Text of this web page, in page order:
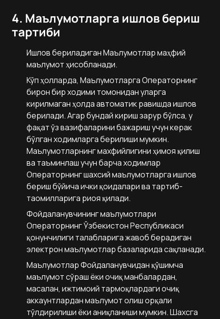
4. Маълумотларга ишлов бериш
тартиби
Ишлов бериладиган Маълумотлар маҳфий
маълумот ҳисобланади.
Кўп ҳолларда, Маълумотларга Операторнинг
бирон бир ходими томонидан уларга
кирилмаган ҳолда автоматик равишда ишлов
берилади. Агар бундай кириш зарур бўлса, у
фақат ўз вазифаларини бажариш учун керак
бўлган ходимларга берилиши мумкин.
Маълумотларнинг махфийлигини ҳимоя қилиш
ва таъминлаш учун барча ходимлар
Операторнинг шахсий маълумотларга ишлов
бериш бўйича ички қоидалари ва тартиб-
таомилларига риоя қилади.
Фойдаланувчининг маълумотлари
Операторнинг Ўзбекистон Республикаси
қонунчилиги талабларига жавоб берадиган
электрон маълумотлар базаларида сақланади.
Маълумотлар Фойдаланувчидан қўшимча
маълумот сўраш ёки очиқ манбалардан,
масалан, ижтимоий тармоқлардаги очиқ
аккаунтлардан маълумот олиш орқали
тўлдирилиши ёки аниқланиши мумкин. Шахсга